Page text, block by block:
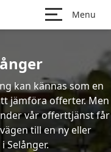
Menu
kan kännas som en
jämföra offerter. Men
vår offerttjänst får
till en ny eller
Selånger.